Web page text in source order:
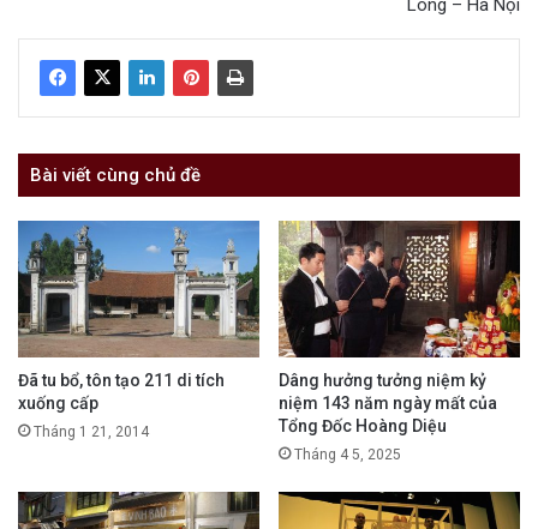
Long – Hà Nội
Bài viết cùng chủ đề
Đã tu bổ, tôn tạo 211 di tích
xuống cấp
Tháng 1 21, 2014
Dâng hưởng tưởng niệm kỷ
niệm 143 năm ngày mất của
Tổng Đốc Hoàng Diệu
Tháng 4 5, 2025